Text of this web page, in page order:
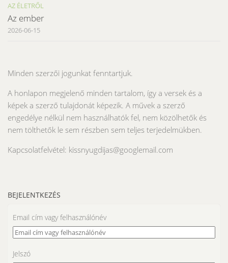
AZ ÉLETRŐL
Az ember
2026-06-15
Minden szerzői jogunkat fenntartjuk.
A honlapon megjelenő minden tartalom, így a versek és a
képek a szerző tulajdonát képezik. A művek a szerző
engedélye nélkül nem használhatók fel, nem közölhetők és
nem tölthetők le sem részben sem teljes terjedelmükben.
Kapcsolatfelvétel: kissnyugdijas@googlemail.com
BEJELENTKEZÉS
Email cím vagy felhasználónév
Jelszó